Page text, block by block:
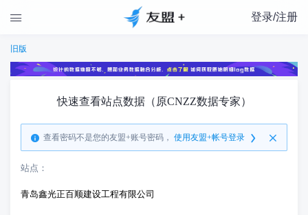
 登录/注册
旧版
快速查看站点数据（原CNZZ数据专家）
查看密码不是您的友盟+账号密码， 使用友盟+帐号登录
站点：
青岛鑫光正百顺建设工程有限公司